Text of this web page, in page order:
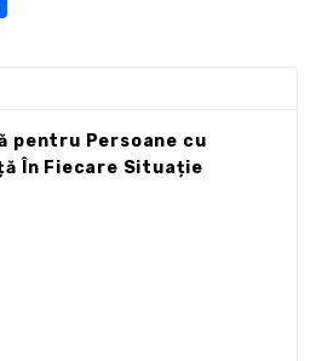
pentru Persoane cu
În Fiecare Situație